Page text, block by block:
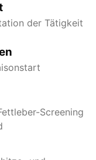
der Tätigkeit
Screening